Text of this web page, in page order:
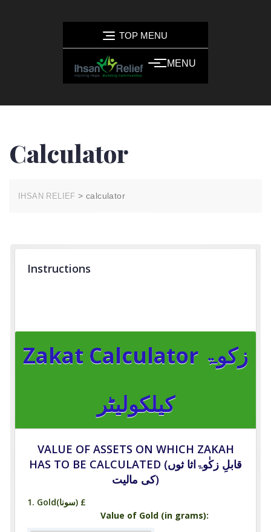
TOP MENU
MENU
Calculator
IHSAN RELIEF >calculator
Instructions
Zakat Calculator زکوۃ
کیلکولیٹر
VALUE OF ASSETS ON WHICH ZAKAH
HAS TO BE CALCULATED (قابلِ زکٰوۃاثا ثوں
کی مالیت)
1. Gold(سونا) £
Value of Gold (in grams):